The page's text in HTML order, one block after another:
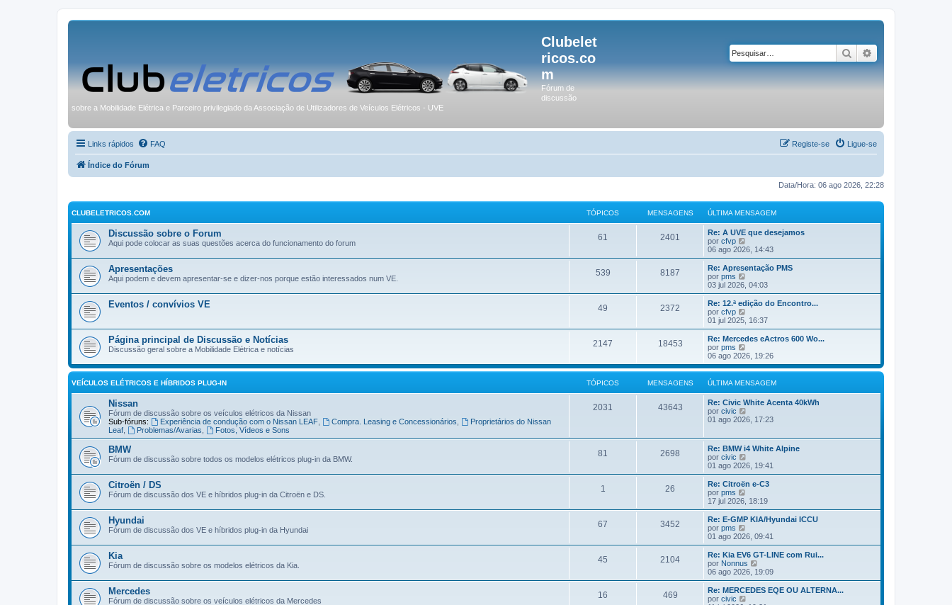
Clubelet
ricos.co
m
Fórum de
discussão
sobre a Mobilidade Elétrica e Parceiro privilegiado da Associação de Utilizadores de Veículos Elétricos - UVE
Pesquisar
Links rápidos FAQ Ligue-se
Registe-se
Índice do Fórum
Data/Hora: 06 ago 2026, 22:28
CLUBELETRICOS.COM TÓPICOS MENSAGENS ÚLTIMA MENSAGEM
Discussão sobre o Forum
Aqui pode colocar as suas questões acerca do funcionamento do forum
61 2401
Re: A UVE que desejamos
por cfvp
e
j
a
ú
t
i
m
a
e
s
a
e
m
06 ago 2026, 14:43
Apresentações
Aqui podem e devem apresentar-se e dizer-nos porque estão interessados num VE.
539 8187
Re: Apresentação PMS
por pms
e
j
a
ú
t
i
m
a
M
n
s
a
e
03 jul 2026, 04:03
Eventos / convívios VE 49 2372
Re: 12.ª edição do Encontro...
por cfvp
e
j
a
ú
t
i
m
a
M
n
a
g
m
01 jul 2025, 16:37
Página principal de Discussão e Notícias
Discussão geral sobre a Mobilidade Elétrica e notícias
2147 18453
Re: Mercedes eActros 600 Wo...
por pms
e
j
a
a
t
m
M
e
s
a
g
m
06 ago 2026, 19:26
VEÍCULOS ELÉTRICOS E HÍBRIDOS PLUG-IN TÓPICOS MENSAGENS ÚLTIMA MENSAGEM
Nissan
Fórum de discussão sobre os veículos elétricos da Nissan
Sub-fóruns:
Experiência de condução com o Nissan LEAF, Compra. Leasing e Concessionários
Proprietários do Nissan
Leaf
Problemas/Avarias Fotos, Vídeos e Sons
2031 43643
Re: Civic White Acenta 40kWh
por civic
e
a
ú
l
t
i
m
M
e
n
a
g
e
m
01 ago 2026, 17:23
BMW
Fórum de discussão sobre todos os modelos elétricos plug-in da BMW.
81 2698
Re: BMW i4 White Alpine
por civic
e
j
a
ú
t
m
a
e
n
s
a
g
01 ago 2026, 19:41
Citroën / DS
Fórum de discussão dos VE e híbridos plug-in da Citroën e DS.
1 26
Re: Citroën e-C3
por pms
e
j
a
ú
t
i
m
a
e
17 jul 2026, 18:19
Hyundai
Fórum de discussão dos VE e híbridos plug-in da Hyundai
67 3452
Re: E-GMP KIA/Hyundai ICCU
por pms
e
j
a
a
ú
t
i
01 ago 2026, 09:41
Kia
Fórum de discussão sobre os modelos elétricos da Kia.
45 2104
Re: Kia EV6 GT-LINE com Rui...
por Nonnus
e
j
a
06 ago 2026, 19:09
Mercedes
Fórum de discussão sobre os veículos elétricos da Mercedes
16 469
Re: MERCEDES EQE OU ALTERNA...
por civic